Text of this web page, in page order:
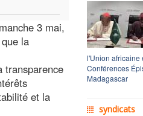
3 mai,
la
transparence
et la
l'Union africaine
Conférences
Madagascar
syndicats